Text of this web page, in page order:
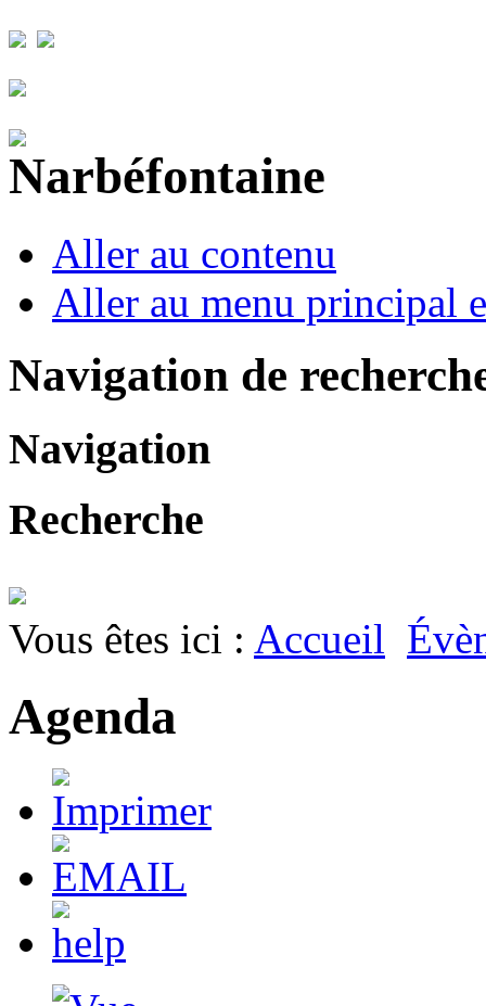
Aller au contenu
Aller au menu principal
Navigation de
Navigation
Recherche
Vous êtes ici : Accueil
Agenda